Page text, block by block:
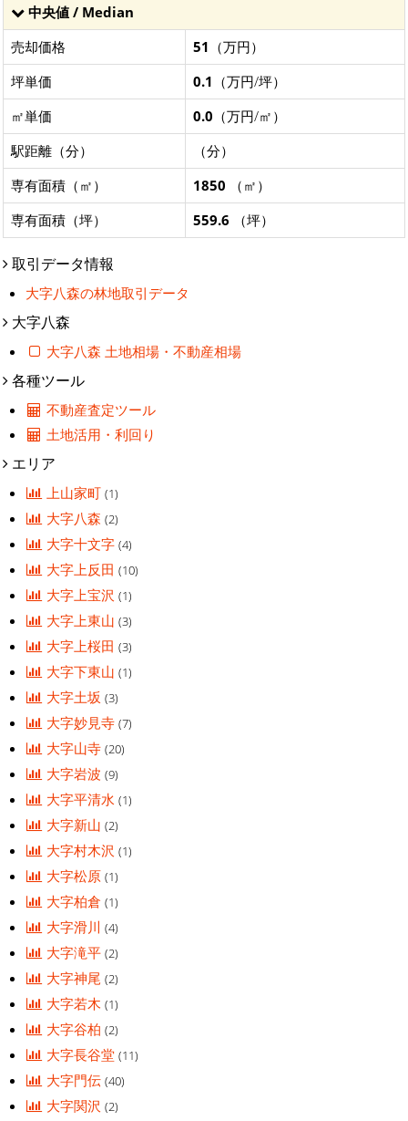
中央値 / Median
売却価格
51 （万円）
坪単価
0.1 （万円/坪）
㎡単価
0.0 （万円/㎡）
駅距離（分）
（分）
専有面積（㎡）
1850 （㎡）
専有面積（坪）
559.6 （坪）
取引データ情報
大字八森の林地取引データ
大字八森
大字八森 土地相場・不動産相場
各種ツール
不動産査定ツール
土地活用・利回り
エリア
上山家町(1)
大字八森(2)
大字十文字(4)
大字上反田(10)
大字上宝沢(1)
大字上東山(3)
大字上桜田(3)
大字下東山(1)
大字土坂(3)
大字妙見寺(7)
大字山寺(20)
大字岩波(9)
大字平清水(1)
大字新山(2)
大字村木沢(1)
大字松原(1)
大字柏倉(1)
大字滑川(4)
大字滝平(2)
大字神尾(2)
大字若木(1)
大字谷柏(2)
大字長谷堂(11)
大字門伝(40)
大字関沢(2)